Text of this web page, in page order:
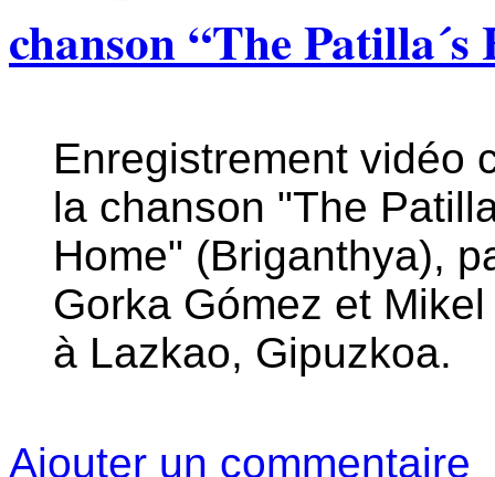
chanson “The Patilla´s
Enregistrement vidéo
la chanson "The
Home" (Briganthya),
Gorka Gómez et
à Lazkao, Gipuzkoa.
Ajouter un commentaire